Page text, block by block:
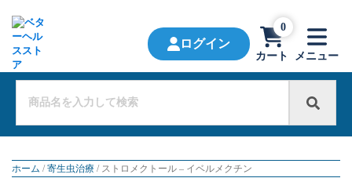
ログイン
カート
0
メニュー
ホーム /寄生虫治療 / ストロメクトール – イベルメクチン